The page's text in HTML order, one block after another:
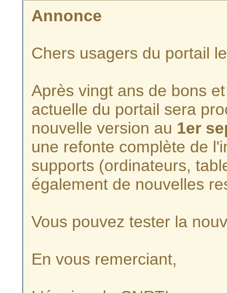
Annonce
Chers usagers du portail
Après vingt ans de bons
actuelle du portail sera
nouvelle version au 1er
une refonte complète de
supports (ordinateurs,
également de nouvelles
Vous pouvez tester la
En vous remerciant,